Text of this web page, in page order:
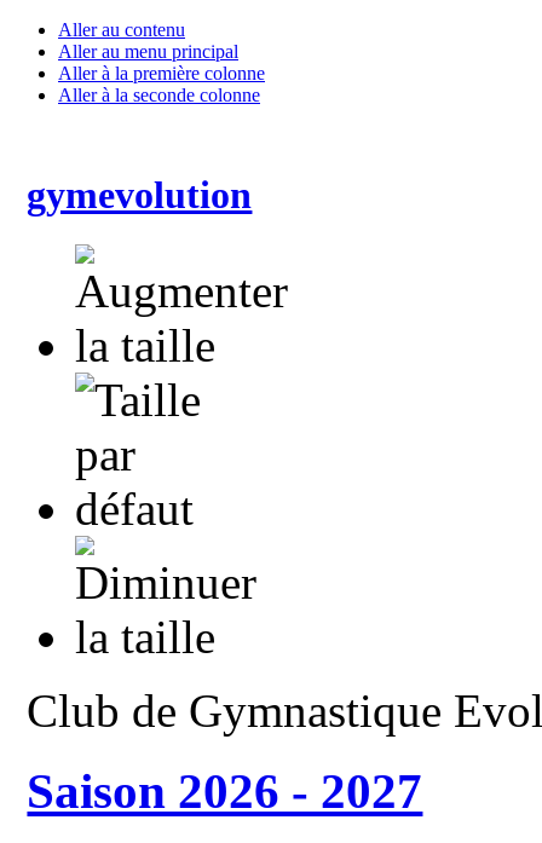
Aller au contenu
Aller au menu principal
Aller à la première colonne
Aller à la seconde colonne
gymevolution
Club de Gymnastique
Saison 2026 - 2027